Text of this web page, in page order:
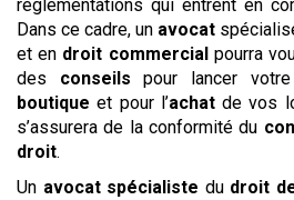
réglementations qui entrent en
Dans ce cadre, un avocat
et en droit commercialpourra
des conseils pour lancer votre
boutique et pour l’achatde vos
s’assurera de la conformité du
droit.
Un avocat spécialiste du droit